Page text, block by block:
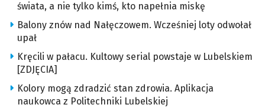
świata, a nie tylko kimś, kto napełnia miskę
Balony znów nad Nałęczowem. Wcześniej loty odwołał
upał
Kręcili w pałacu. Kultowy serial powstaje w Lubelskiem
[ZDJĘCIA]
Kolory mogą zdradzić stan zdrowia. Aplikacja
naukowca z Politechniki Lubelskiej